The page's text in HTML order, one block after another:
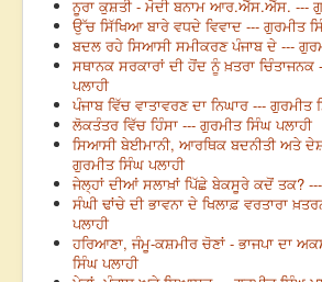
ਨੂਰਾ ਕੁਸ਼ਤੀ - ਮੋਦੀ ਬਨਾਮ ਆਰ.ਐੱਸ.ਐੱਸ. ---
ਉੱਚ ਸਿੱਖਿਆ ਬਾਰੇ ਵਧਦੇ ਵਿਵਾਦ --- ਗੁਰਮੀਤ
ਬਦਲ ਰਹੇ ਸਿਆਸੀ ਸਮੀਕਰਣ ਪੰਜਾਬ ਦੇ ---
ਸਥਾਨਕ ਸਰਕਾਰਾਂ ਦੀ ਹੋਂਦ ਨੂੰ ਖ਼ਤਰਾ ਚਿੰਤਾਜਨਕ
ਪਲਾਹੀ
ਪੰਜਾਬ ਵਿੱਚ ਵਾਤਾਵਰਣ ਦਾ ਨਿਘਾਰ --- ਗੁਰਮੀਤ
ਲੋਕਤੰਤਰ ਵਿੱਚ ਹਿੰਸਾ --- ਗੁਰਮੀਤ ਸਿੰਘ ਪਲਾਹੀ
ਸਿਆਸੀ ਬੇਈਮਾਨੀ, ਆਰਥਿਕ ਬਦਨੀਤੀ ਅਤੇ
ਗੁਰਮੀਤ ਸਿੰਘ ਪਲਾਹੀ
ਜੇਲ੍ਹਾਂ ਦੀਆਂ ਸਲਾਖ਼ਾਂ ਪਿੱਛੇ ਬੇਕਸੂਰੇ ਕਦੋਂ ਤਕ?
ਸੰਘੀ ਢਾਂਚੇ ਦੀ ਭਾਵਨਾ ਦੇ ਖਿਲਾਫ਼ ਵਰਤਾਰਾ
ਪਲਾਹੀ
ਹਰਿਆਣਾ, ਜੰਮੂ-ਕਸ਼ਮੀਰ ਚੋਣਾਂ - ਭਾਜਪਾ ਦਾ
ਸਿੰਘ ਪਲਾਹੀ